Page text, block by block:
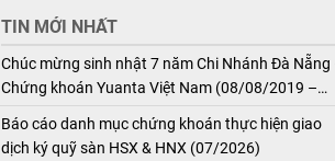
TIN MỚI NHẤT
Chúc mừng sinh nhật 7 năm Chi Nhánh Đà Nẵng
Chứng khoán Yuanta Việt Nam (08/08/2019 –
Báo cáo danh mục chứng khoán thực hiện giao
dịch ký quỹ sàn HSX & HNX (07/2026)